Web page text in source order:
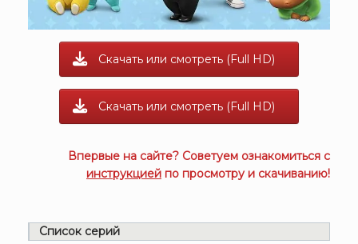
Скачать или смотреть (Full HD)
Скачать или смотреть (Full HD)
Впервые на сайте? Советуем ознакомиться с
инструкцией по просмотру и скачиванию!
Список серий